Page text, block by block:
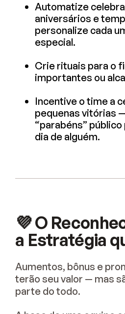
Automatize
aniversários e
personalize cada
especial.
Crie rituais para o
importantes ou
Incentive o time a
pequenas vitórias
“parabéns”
dia de alguém.
💜 O
a Estratégia
Aumentos, bônus e
terão seu valor — mas
parte do todo.